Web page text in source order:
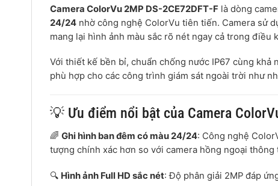
Camera ColorVu 2MP DS-2CE72DFT-F là dòng
24/24 nhờ công nghệ ColorVu tiên tiến. Camera sử
mang lại hình ảnh màu sắc rõ nét ngay cả trong điều
Với thiết kế bền bỉ, chuẩn chống nước IP67 cùng khả
phù hợp cho các công trình giám sát ngoài trời như
💡 Ưu điểm nổi bật của Camera
🌈 Ghi hình ban đêm có màu 24/24: Công nghệ
tượng chính xác hơn so với camera hồng ngoại thông
🔍 Hình ảnh Full HD sắc nét: Độ phân giải 2MP đáp